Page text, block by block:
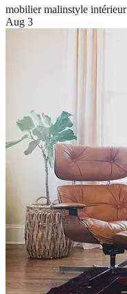
mobilier malinstyle intérieur
Aug 3